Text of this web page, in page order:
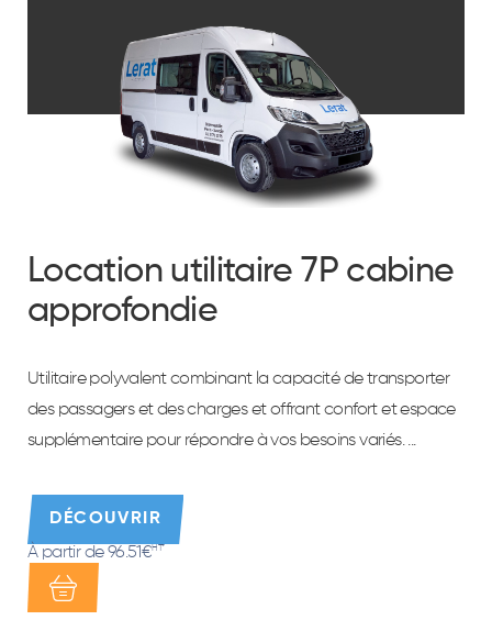
Location utilitaire 7P cabine
approfondie
Utilitaire polyvalent combinant la capacité de transporter
des passagers et des charges et offrant confort et espace
supplémentaire pour répondre à vos besoins variés. ...
DÉCOUVRIR
À partir de 96.51€HT*